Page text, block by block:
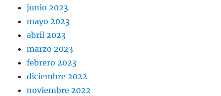
junio 2023
mayo 2023
abril 2023
marzo 2023
febrero 2023
diciembre 2022
noviembre 2022